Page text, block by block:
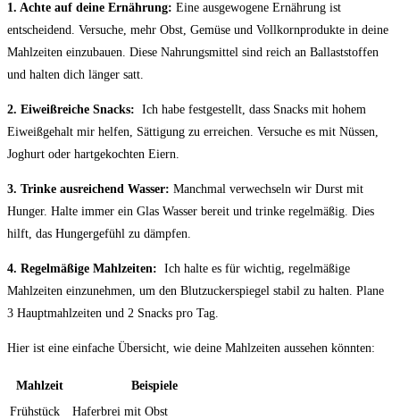
1. Achte auf ‍deine Ernährung: ⁢Eine ausgewogene ⁣Ernährung ist
entscheidend. Versuche, mehr Obst, Gemüse und Vollkornprodukte in deine
⁢Mahlzeiten einzubauen. Diese Nahrungsmittel sind reich⁤ an Ballaststoffen
und ⁣halten dich⁤ länger⁤ satt.
2. Eiweißreiche Snacks: ‌ Ich habe festgestellt, ‍dass‍ Snacks mit hohem
Eiweißgehalt mir helfen, Sättigung zu⁣ erreichen. Versuche es mit Nüssen,
Joghurt oder hartgekochten Eiern.
3. Trinke ausreichend Wasser: ‌Manchmal verwechseln wir Durst ⁤mit
Hunger. ⁣Halte immer ein Glas Wasser⁤ bereit und trinke regelmäßig. Dies
hilft, das Hungergefühl zu ​dämpfen.
4. Regelmäßige Mahlzeiten: ‍ Ich halte ​es⁣ für wichtig, regelmäßige‌
Mahlzeiten einzunehmen, um⁤ den Blutzuckerspiegel stabil zu ⁢halten. Plane
3 Hauptmahlzeiten und 2⁣ Snacks pro Tag.
Hier ‍ist eine einfache⁣ Übersicht, wie deine Mahlzeiten aussehen könnten:
Mahlzeit
Beispiele
Frühstück
Haferbrei‌ mit Obst